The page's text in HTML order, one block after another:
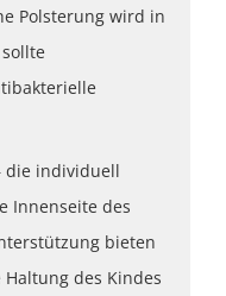
Polsterung wird in
die individuell
Innenseite des
bieten
des Kindes